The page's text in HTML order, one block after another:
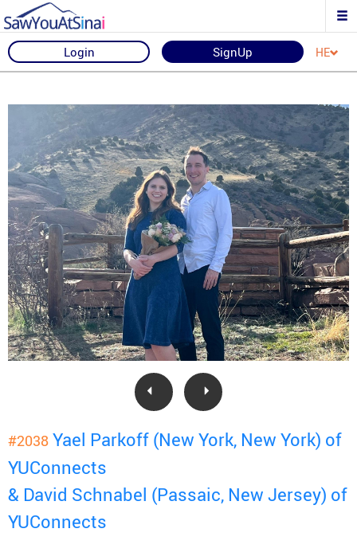
Login SignUp HE
#2038 Yael Parkoff (New York, New York) of
YUConnects
& David Schnabel (Passaic, New Jersey) of
YUConnects